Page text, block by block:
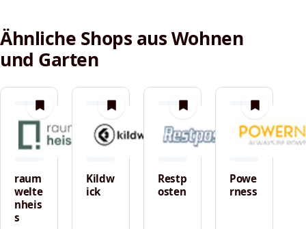
Ähnliche Shops aus Wohnen
und Garten
merken
raum
welte
nheis
s
merken
Kildw
ick
merken
Restp
osten
merken
Powe
rness